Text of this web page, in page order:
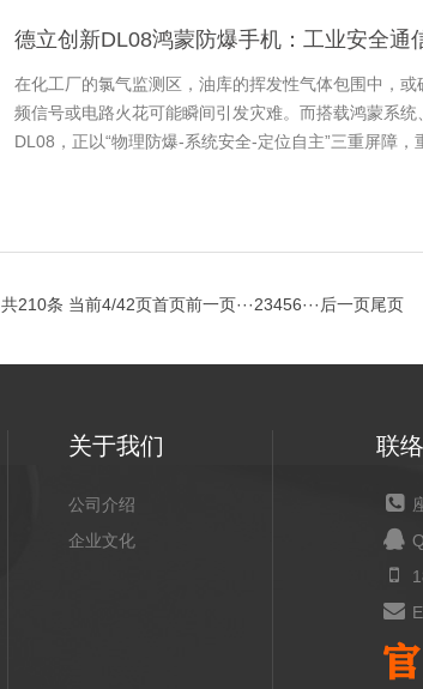
德立创新DL08鸿蒙防爆手机：工业安全通
在化工厂的氯气监测区，油库的挥发性气体包围中，
频信号或电路火花可能瞬间引发灾难。而搭载鸿蒙系
DL08，正以“物理防爆-系统安全-定位自主”三重屏障
共210条 当前4/42页首页前一页···23456··· 后一页尾页
关于我们
公司介绍
企业文化
联